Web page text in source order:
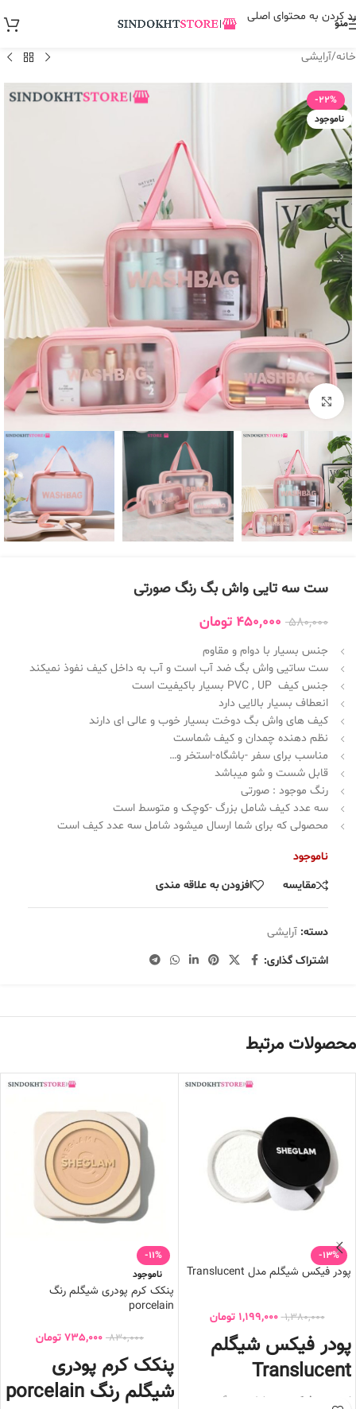
رد کردن به محتوای اصلی
منو
خانه/آرایشی
-22%
ناموجود
بزرگنمایی تصویر
ست سه تایی واش بگ رنگ صورتی
580,000
450,000 تومان
جنس بسیار با دوام و مقاوم
ست ساتیی واش بگ ضد آب است و آب به داخل کیف نفوذ نمیکند
جنس کیف PVC , UP بسیار باکیفیت است
انعطاف بسیار بالایی دارد
کیف های واش بگ دوخت بسیار خوب و عالی ای دارند
نظم دهنده چمدان و کیف شماست
مناسب برای سفر -باشگاه-استخر و…
قابل شست و شو میباشد
رنگ موجود : صورتی
سه عدد کیف شامل بزرگ -کوچک و متوسط است
محصولی که برای شما ارسال میشود شامل سه عدد کیف است
ناموجود
مقایسه
افزودن به علاقه مندی
دسته: آرایشی
اشتراک گذاری:
محصولات مرتبط
-13%
پودر فیکس شیگلم مدل Translucent
1,380,000
1,199,000 تومان
پودر فیکس شیگلم
Translucent
این پودر فیکس
به دلیل بی رنگ بودن
-11%
ناموجود
پنکک کرم پودری شیگلم رنگ
porcelain
830,000
735,000 تومان
پنکک کرم پودری
شیگلم رنگ porcelain